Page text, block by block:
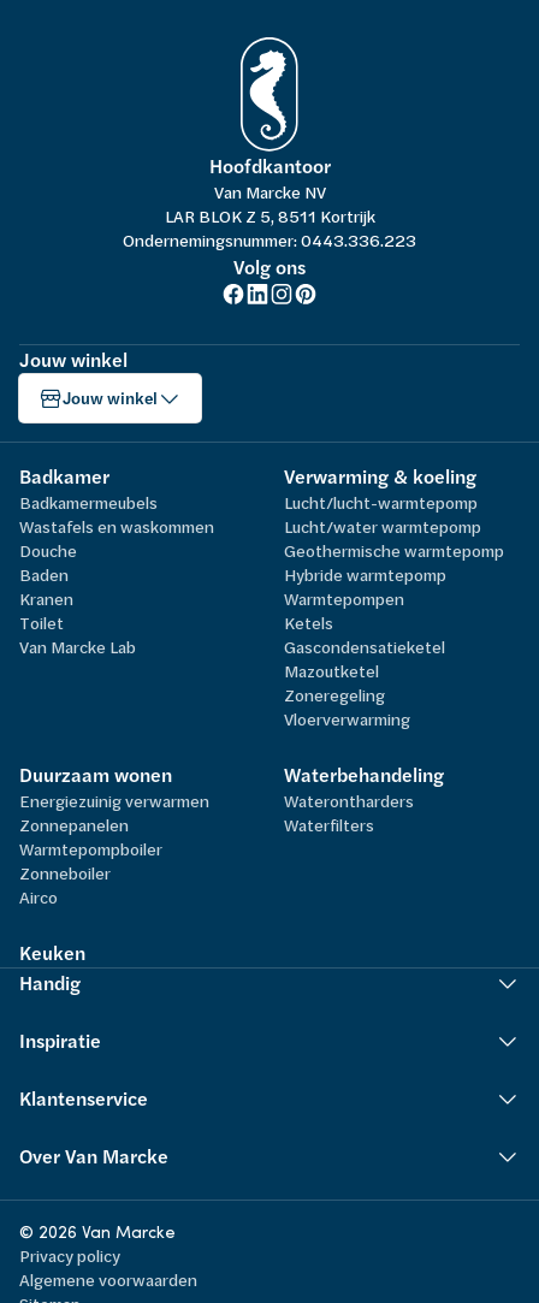
Hoofdkantoor
Van Marcke NV
LAR BLOK Z 5, 8511 Kortrijk
Ondernemingsnummer: 0443.336.223
Volg ons
Jouw winkel
Jouw winkel
Badkamer
Badkamermeubels
Wastafels en waskommen
Douche
Baden
Kranen
Toilet
Van Marcke Lab
Verwarming & koeling
Lucht/lucht-warmtepomp
Lucht/water warmtepomp
Geothermische warmtepomp
Hybride warmtepomp
Warmtepompen
Ketels
Gascondensatieketel
Mazoutketel
Zoneregeling
Vloerverwarming
Duurzaam wonen
Energiezuinig verwarmen
Zonnepanelen
Warmtepompboiler
Zonneboiler
Airco
Waterbehandeling
Waterontharders
Waterfilters
Keuken
Handig
Inspiratie
Klantenservice
Over Van Marcke
© 2026 Van Marcke
Privacy policy
Algemene voorwaarden